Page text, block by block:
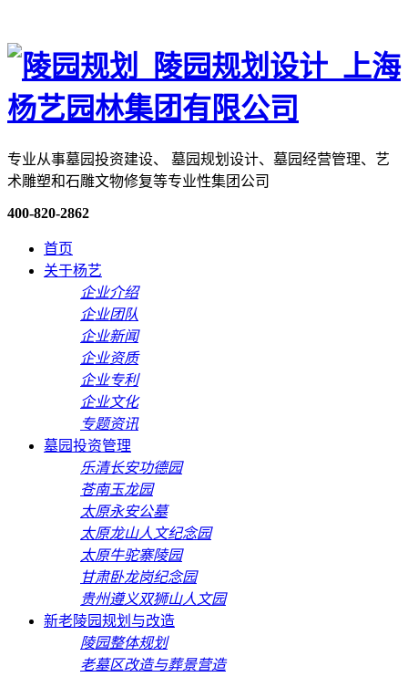
专业从事墓园投资建设、 墓园规划设计、墓园经营管理、艺
术雕塑和石雕文物修复等专业性集团公司
400-820-2862
首页
关于杨艺
企业介绍
企业团队
企业新闻
企业资质
企业专利
企业文化
专题资讯
墓园投资管理
乐清长安功德园
苍南玉龙园
太原永安公墓
太原龙山人文纪念园
太原牛驼寨陵园
甘肃卧龙岗纪念园
贵州遵义双狮山人文园
新老陵园规划与改造
陵园整体规划
老墓区改造与葬景营造